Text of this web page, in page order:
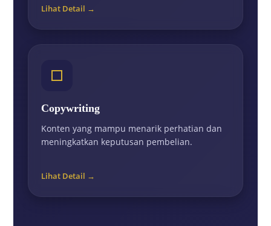
Lihat Detail →
Copywriting
Konten yang mampu menarik perhatian dan
meningkatkan keputusan pembelian.
Lihat Detail →